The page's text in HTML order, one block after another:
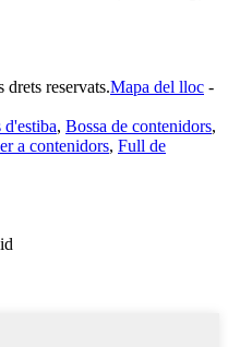
reservats.Mapa del lloc -
d'estiba, Bossa de contenidors,
a contenidors, Full de